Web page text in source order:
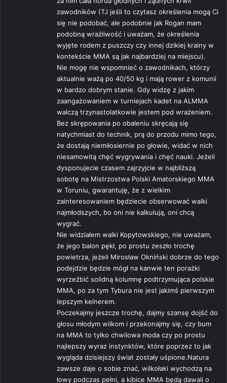
zawodników (TJ jeśli to czytasz określenia mogą Ci
się nie podobać, ale podobnie jak Rogan mam
podobną wrażliwość i uważam, że określenia
wyjęte rodem z puszczy czy innej dzikiej krainy w
kontekście MMA są jak najbardziej na miejscu).
Nie mogę nie wspomnieć o zawodnikach, którzy
aktualnie ważą po 40/50 kg i mają rower z komunii
w bardzo dobrym stanie. Gdy widzę z jakim
zaangażowaniem w turniejach kadet na ALMMA
walczą trzynastolatkowie jestem pod wrażeniem.
Bez skrępowania po obaleniu skręcają się
natychmiast do technik, prą do przodu mimo tego,
że dostają niemiłosiernie po głowie, widać w nich
niesamowitą chęć wygrywania i chęć nauki. Jeżeli
dysponujecie czasem zajrzyjcie w najbliższą
sobotę na Mistrzostwa Polski Amatorskiego MMA
w Toruniu, gwarantuję, że z wielkim
zainteresowaniem będziecie obserwować walki
najmłodszych, bo oni nie kalkulują, oni chcą
wygrać.
Nie widziałem walki Kopytowskiego, nie uważam,
że jego balon pękł, po prostu zeszło trochę
powietrza, jeżeli Mirosław Okniński dobrze do tego
podejdzie będzie mógł na kanwie ten porażki
wyrzeźbić solidną kolumnę podtrzymująca polskie
MMA, po za tym Tybura nie jest jakimś pierwszym
lepszym kelnerem.
Poczekajmy jeszcze trochę, dajmy szansę dojść do
głosu młodym wilkom i przekonajmy się, czy bum
na MMA to tylko chwilowa moda czy po prostu
najlepszy wyraz instynktów, które poprzez to jak
wygląda dzisiejszy świat zostały uśpione.Natura
zawsze daje o sobie znać, wilkołaki wychodzą na
łowy podczas pełni, a kibice MMA będą dawali o